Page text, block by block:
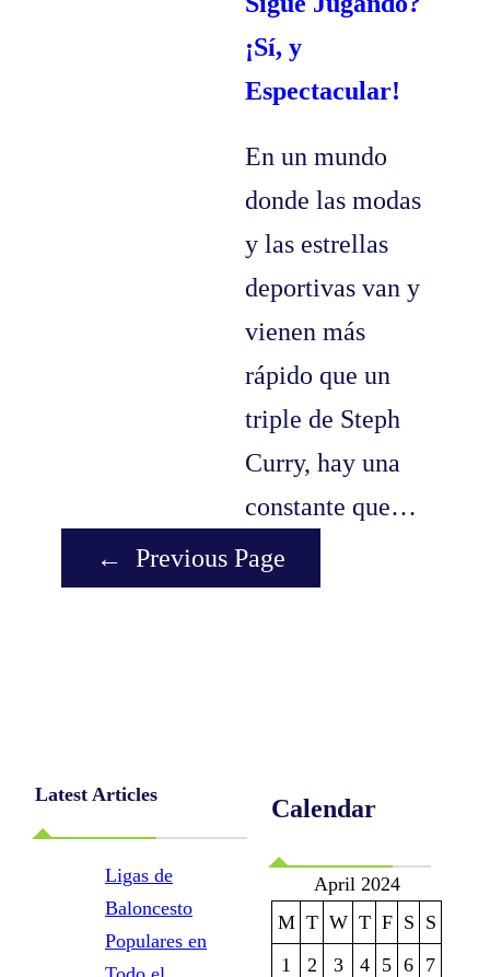
¡Sí, y
Espectacular!
En un mundo
donde las modas
y las estrellas
deportivas van y
vienen más
rápido que un
triple de Steph
Curry, hay una
constante que…
←
Previous Page
Latest Articles
Ligas de
Baloncesto
Populares en
Calendar
April 2024
M T W T F S S
1
2 3 4 5 6 7